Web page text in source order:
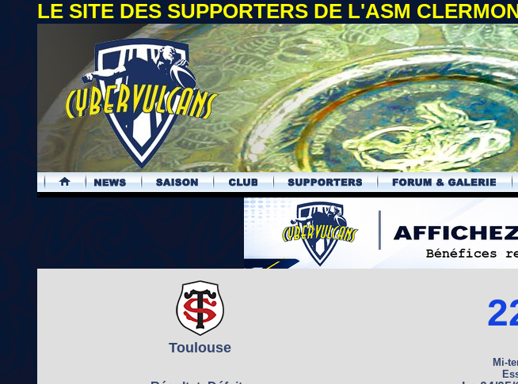
LE SITE DES SUPPORTERS DE L'ASM
.
Toulouse
Mi-